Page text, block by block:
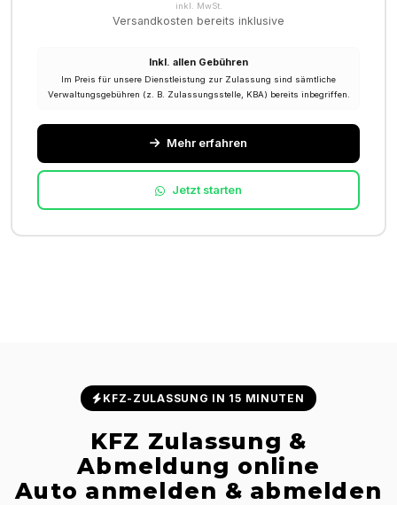
inkl. MwSt.
Versandkosten bereits inklusive
Inkl. allen Gebühren
Im Preis für unsere Dienstleistung zur Zulassung sind sämtliche
Verwaltungsgebühren (z. B. Zulassungsstelle, KBA) bereits inbegriffen.
Mehr erfahren
Jetzt starten
KFZ-ZULASSUNG IN 15 MINUTEN
KFZ Zulassung &
Abmeldung online
Auto anmelden & abmelden